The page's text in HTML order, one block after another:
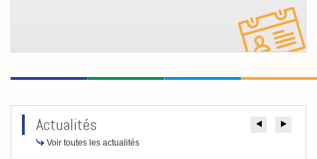
Actualités
Voir toutes les actualités